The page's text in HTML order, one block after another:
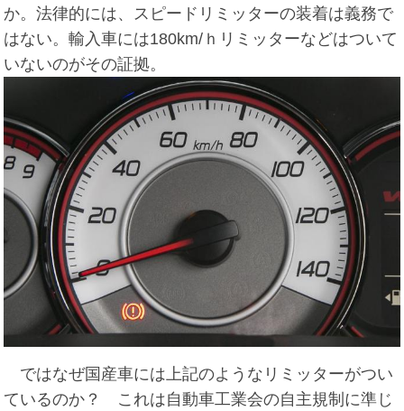
か。法律的には、スピードリミッターの装着は義務で
はない。輸入車には180km/ｈリミッターなどはついて
いないのがその証拠。
ではなぜ国産車には上記のようなリミッターがつい
ているのか？ これは自動車工業会の自主規制に準じ